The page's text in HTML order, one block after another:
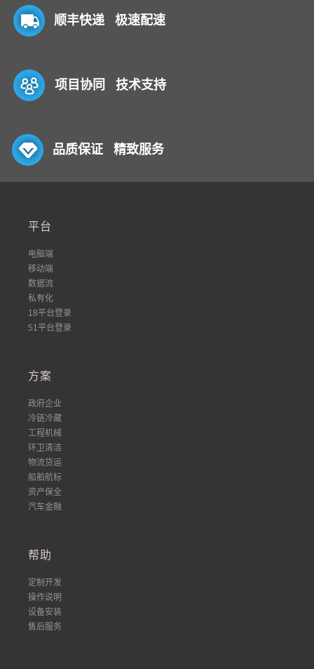
顺丰快递 极速配速
项目协同 技术支持
品质保证 精致服务
平台
电脑端
移动端
数据流
私有化
18平台登录
51平台登录
方案
政府企业
冷链冷藏
工程机械
环卫清洁
物流货运
船舶航标
资产保全
汽车金融
帮助
定制开发
操作说明
设备安装
售后服务